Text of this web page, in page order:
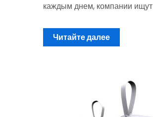
каждым днем, компании ищут
Читайте далее